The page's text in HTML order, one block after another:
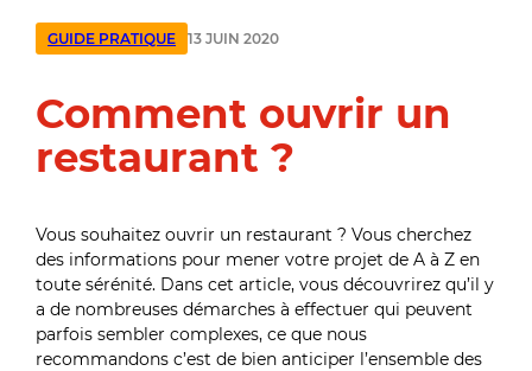
GUIDE PRATIQUE 13 JUIN 2020
Comment ouvrir un
restaurant ?
Vous souhaitez ouvrir un restaurant ? Vous cherchez
des informations pour mener votre projet de A à Z en
toute sérénité. Dans cet article, vous découvrirez qu’il y
a de nombreuses démarches à effectuer qui peuvent
parfois sembler complexes, ce que nous
recommandons c’est de bien anticiper l’ensemble des